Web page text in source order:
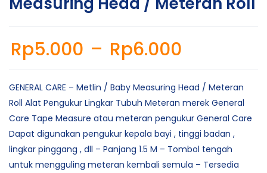
Rp5.000 – Rp6.000
GENERAL CARE – Metlin / Baby Measuring Head / Meteran
Roll Alat Pengukur Lingkar Tubuh Meteran merek General
Care Tape Measure atau meteran pengukur General Care
Dapat digunakan pengukur kepala bayi , tinggi badan ,
lingkar pinggang , dll – Panjang 1.5 M – Tombol tengah
untuk mengguling meteran kembali semula – Tersedia